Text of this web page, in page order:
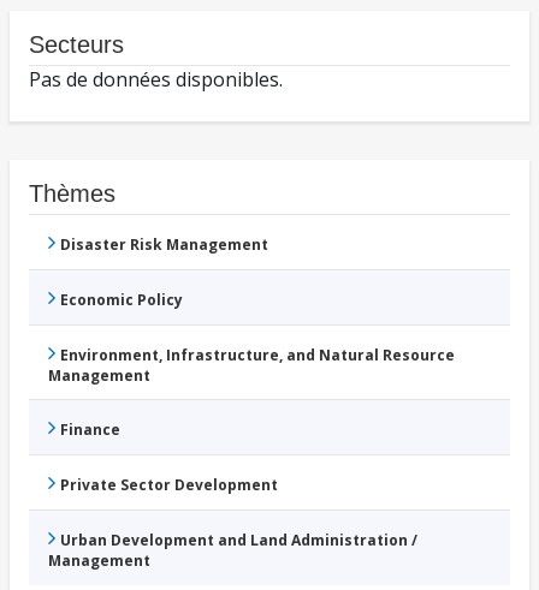
Secteurs
Pas de données disponibles.
Thèmes
Disaster Risk Management
Economic Policy
Environment, Infrastructure, and Natural Resource
Management
Finance
Private Sector Development
Urban Development and Land Administration /
Management